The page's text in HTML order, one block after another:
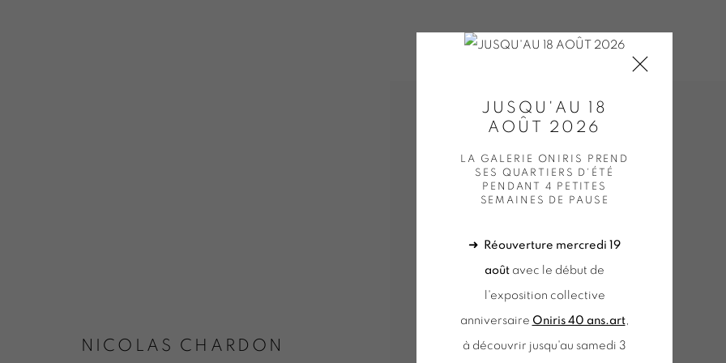
JUSQU'AU 18
AOÛT 2026
LA GALERIE ONIRIS PREND
SES QUARTIERS D'ÉTÉ
PENDANT 4 PETITES
SEMAINES DE PAUSE
➜ Réouverture mercredi 19
août avec le début de
l'exposition collective
anniversaire Oniris 40 ans.art,
à découvrir jusqu'au samedi 3
NICOLAS CHARDON